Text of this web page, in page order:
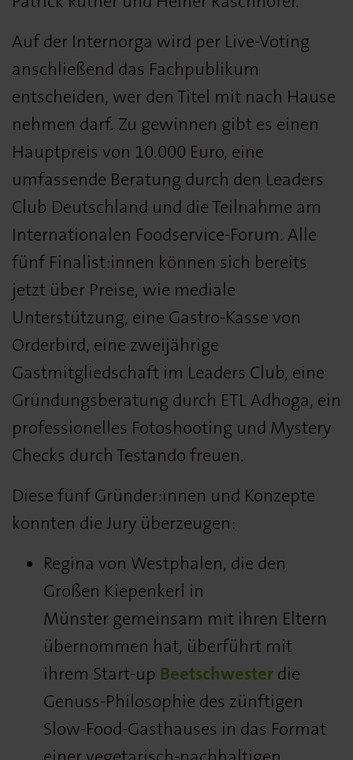
Auf der Internorga wird per Live-Voting
anschließend das Fachpublikum
entscheiden, wer den Titel mit nach Hause
nehmen darf. Zu gewinnen gibt es einen
Hauptpreis von 10.000 Euro, eine
umfassende Beratung durch den Leaders
Club Deutschland und die Teilnahme am
Internationalen Foodservice-Forum. Alle
fünf Finalist:innen können sich bereits
jetzt über Preise, wie mediale
Unterstützung, eine Gastro-Kasse von
Orderbird, eine zweijährige
Gastmitgliedschaft im Leaders Club, eine
Gründungsberatung durch ETL Adhoga, ein
professionelles Fotoshooting und Mystery
Checks durch Testando freuen.
Diese fünf Gründer:innen und Konzepte
konnten die Jury überzeugen:
Regina von Westphalen, die den
Großen Kiepenkerl in
Münster gemeinsam mit ihren Eltern
übernommen hat, überführt mit
ihrem Start-up Beetschwester die
Genuss-Philosophie des zünftigen
Slow-Food-Gasthauses in das Format